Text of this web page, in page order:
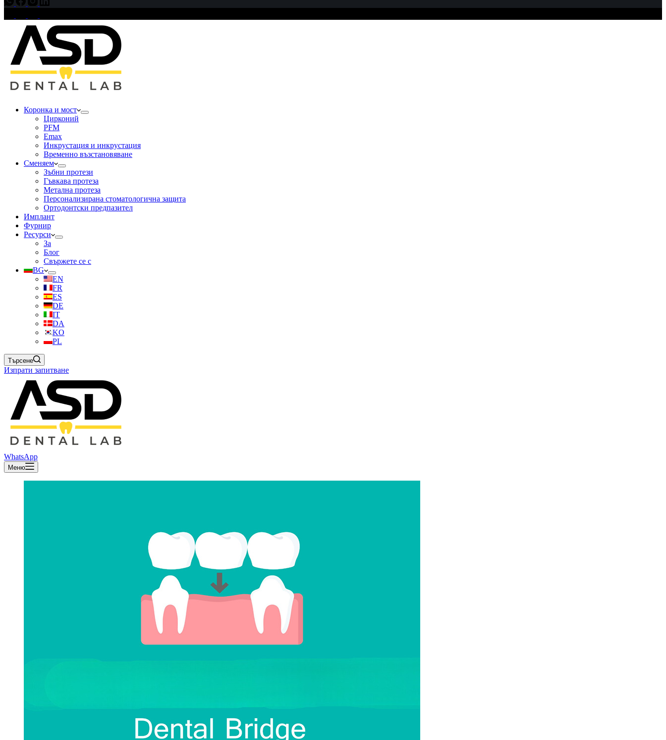
Коронка и мост
Цирконий
PFM
Emax
Инкрустация и инкрустация
Временно възстановяване
Сменяем
Зъбни протези
Гъвкава протеза
Метална протеза
Персонализирана стоматологична защита
Ортодонтски предпазител
Имплант
Фурнир
Ресурси
За
Блог
Свържете се с
BG
EN
FR
ES
DE
IT
DA
KO
PL
Търсене
Изпрати запитване
WhatsApp
Меню